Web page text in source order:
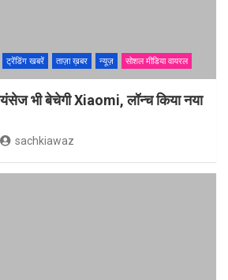
ट्रेंडिंग खबरें ताज़ा ख़बर न्यूज़ सोशल मीडिया वायरल
भी बेचेगी Xiaomi, लॉन्च किया नया
sachkiawaz